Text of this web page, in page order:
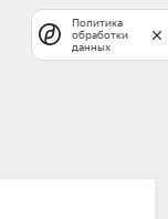
Политика
обработки
данных